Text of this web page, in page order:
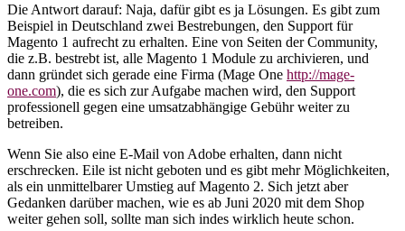
Die Antwort darauf: Naja, dafür gibt es ja Lösungen. Es gibt zum
Beispiel in Deutschland zwei Bestrebungen, den Support für
Magento 1 aufrecht zu erhalten. Eine von Seiten der Community,
die z.B. bestrebt ist, alle Magento 1 Module zu archivieren, und
dann gründet sich gerade eine Firma (Mage One http://mage-
one.com), die es sich zur Aufgabe machen wird, den Support
professionell gegen eine umsatzabhängige Gebühr weiter zu
betreiben.
Wenn Sie also eine E-Mail von Adobe erhalten, dann nicht
erschrecken. Eile ist nicht geboten und es gibt mehr Möglichkeiten,
als ein unmittelbarer Umstieg auf Magento 2. Sich jetzt aber
Gedanken darüber machen, wie es ab Juni 2020 mit dem Shop
weiter gehen soll, sollte man sich indes wirklich heute schon.